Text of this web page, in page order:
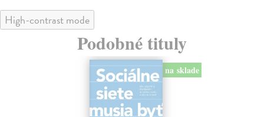
High-contrast mode
Podobné tituly
na sklade